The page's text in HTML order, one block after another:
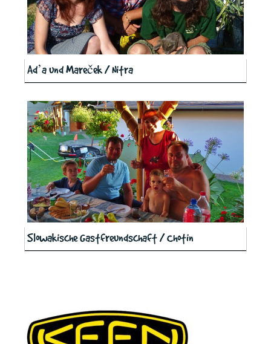
Ad’a und Mareček / Nitra
Slowakische Gastfreundschaft / Chotin